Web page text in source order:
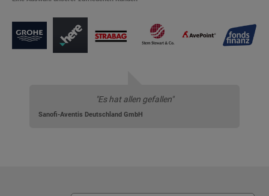
"Es hat allen gefallen"
Sanofi-Aventis Deutschland GmbH